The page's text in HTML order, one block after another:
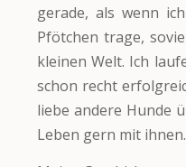
gerade, als wenn
Pfötchen trage,
kleinen Welt. Ich
schon recht
liebe andere Hunde
Leben gern mit ihnen.